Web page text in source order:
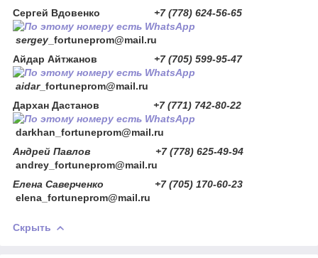
Сергей Вдовенко
+7 (778) 624-56-65
sergey _fortuneprom@mail.ru
Айдар Айтжанов
+7 (705) 599-95-47
aidar_fortuneprom@mail.ru
Дархан Дастанов +7 (771) 742-80-22
darkhan _fortuneprom@mail.ru
Андрей Павлов +7 (778) 625-49-94
andrey_fortuneprom@mail.ru
Елена Саверченко +7 (705) 170-60-23
elena_fortuneprom@mail.ru
Скрыть